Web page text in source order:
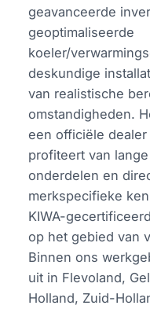
geavanceerde
geoptimaliseerde
koeler/
deskundige
van realistische
omstandigheden.
een officiële dealer
profiteert van
onderdelen en
merkspecifieke
KIWA-
op het gebied van
Binnen ons
uit in Flevoland,
Holland, Zuid-